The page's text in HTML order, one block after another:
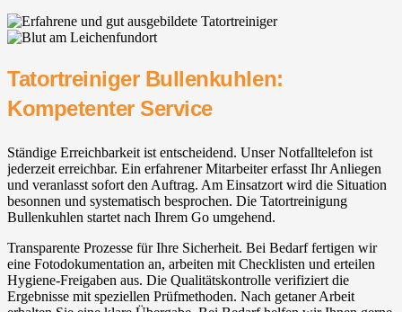
Tatortreiniger Bullenkuhlen:
Kompetenter Service
Ständige Erreichbarkeit ist entscheidend. Unser Notfalltelefon ist
jederzeit erreichbar. Ein erfahrener Mitarbeiter erfasst Ihr Anliegen
und veranlasst sofort den Auftrag. Am Einsatzort wird die Situation
besonnen und systematisch besprochen. Die Tatortreinigung
Bullenkuhlen startet nach Ihrem Go umgehend.
Transparente Prozesse für Ihre Sicherheit. Bei Bedarf fertigen wir
eine Fotodokumentation an, arbeiten mit Checklisten und erteilen
Hygiene-Freigaben aus. Die Qualitätskontrolle verifiziert die
Ergebnisse mit speziellen Prüfmethoden. Nach getaner Arbeit